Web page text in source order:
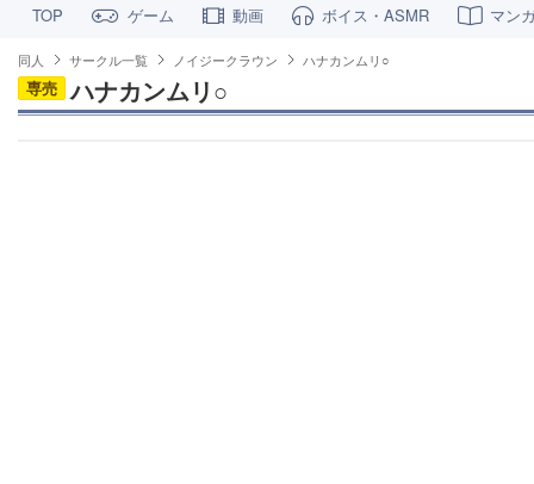
TOP ゲーム 動画 ボイス・ASMR マン
同人 サークル一覧 ノイジークラウン ハナカンムリ○
専売 ハナカンムリ○